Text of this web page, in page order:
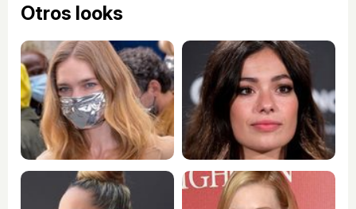
Otros looks